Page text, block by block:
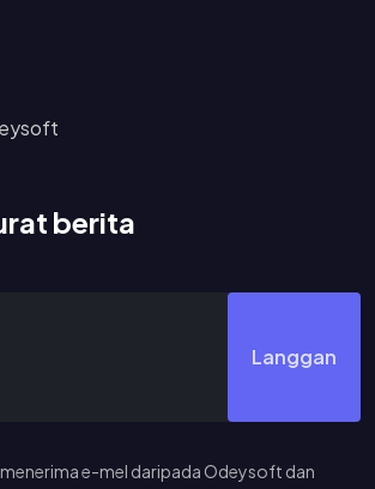
berita
Langgan
e-mel daripada Odeysoft dan